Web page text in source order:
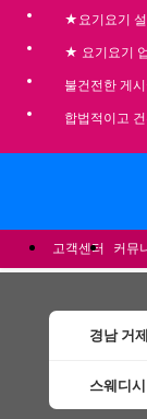
★요기요기
★ 요기요기
불건전한 게
합법적이고
고객센터 커뮤
경남 거제
스웨디시